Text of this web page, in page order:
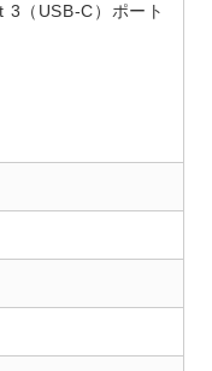
3（USB-C）ポート